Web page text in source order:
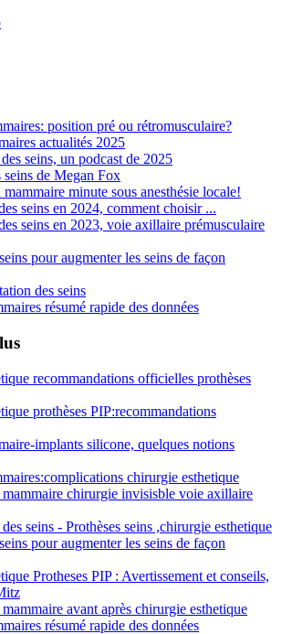
position pré ou rétromusculaire?
actualités 2025
seins, un podcast de 2025
seins de Megan Fox
minute sous anesthésie locale!
seins en 2024, comment choisir ...
seins en 2023, voie axillaire prémusculaire
pour augmenter les seins de façon
des seins
résumé rapide des données
recommandations officielles prothèses
prothèses PIP:recommandations
implants silicone, quelques notions
chirurgie esthetique
chirurgie invisisble voie axillaire
seins - Prothèses seins ,chirurgie esthetique
pour augmenter les seins de façon
Protheses PIP : Avertissement et conseils,
avant après chirurgie esthetique
résumé rapide des données